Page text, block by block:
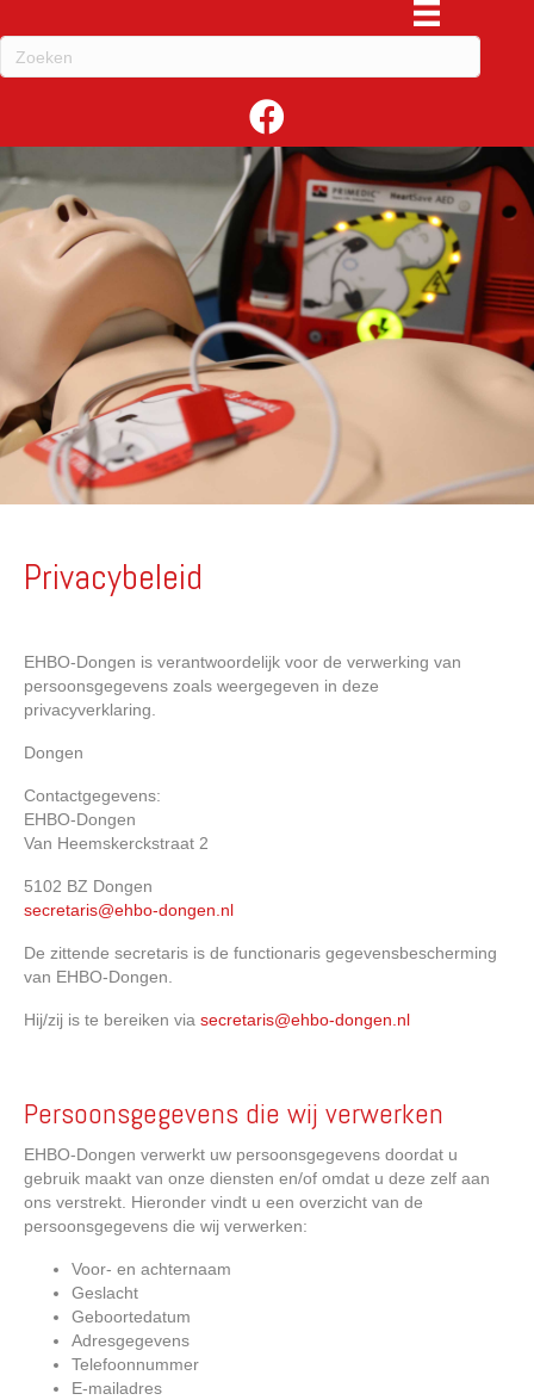
Privacybeleid
EHBO-Dongen is verantwoordelijk voor de verwerking van
persoonsgegevens zoals weergegeven in deze
privacyverklaring.
Dongen
Contactgegevens:
EHBO-Dongen
Van Heemskerckstraat 2
5102 BZ Dongen
secretaris@ehbo-dongen.nl
De zittende secretaris is de functionaris gegevensbescherming
van EHBO-Dongen.
Hij/zij is te bereiken via secretaris@ehbo-dongen.nl
Persoonsgegevens die wij verwerken
EHBO-Dongen verwerkt uw persoonsgegevens doordat u
gebruik maakt van onze diensten en/of omdat u deze zelf aan
ons verstrekt. Hieronder vindt u een overzicht van de
persoonsgegevens die wij verwerken:
Voor- en achternaam
Geslacht
Geboortedatum
Adresgegevens
Telefoonnummer
E-mailadres